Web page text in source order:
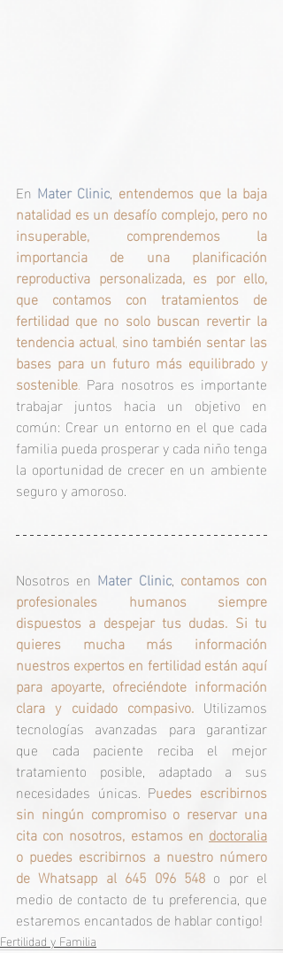
En Mater Clinic, entendemos que la baja
natalidad es un desafío complejo, pero no
insuperable, comprendemos la
importancia de una planificación
reproductiva personalizada, es por ello,
que contamos con tratamientos de
fertilidad que no solo buscan revertir la
tendencia actual, sino también sentar las
bases para un futuro más equilibrado y
sostenible. Para nosotros es importante
trabajar juntos hacia un objetivo en
común: Crear un entorno en el que cada
familia pueda prosperar y cada niño tenga
la oportunidad de crecer en un ambiente
seguro y amoroso.
Nosotros en Mater Clinic, contamos con
profesionales humanos siempre
dispuestos a despejar tus dudas. Si tu
quieres mucha más información
nuestros expertos en fertilidad están aquí
para apoyarte, ofreciéndote información
clara y cuidado compasivo. Utilizamos
tecnologías avanzadas para garantizar
que cada paciente reciba el mejor
tratamiento posible, adaptado a sus
necesidades únicas. Puedes escribirnos
sin ningún compromiso o reservar una
cita con nosotros, estamos en doctoralia
o puedes escribirnos a nuestro número
de Whatsapp al 645 096 548 o por el
medio de contacto de tu preferencia, que
estaremos encantados de hablar contigo!
Fertilidad y Familia